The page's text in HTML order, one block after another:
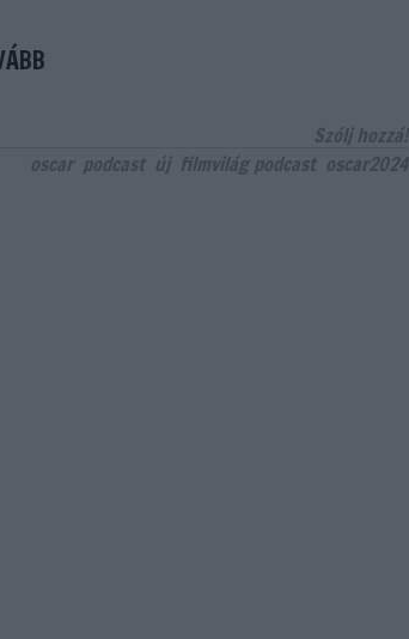
Szólj hozzá!
oscar podcast új filmvilág podcast oscar2024